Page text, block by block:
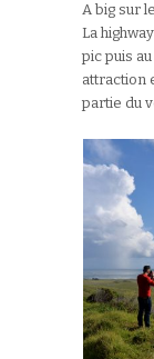
A big sur
La
pic puis
attraction
partie du